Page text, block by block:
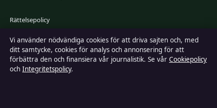
Rättelsepolicy
Faktagranskningspolicy
Ägande & finansiering
Vi använder nödvändiga cookies för att driva sajten och, med
ditt samtycke, cookies för analys och annonsering för att
förbättra den och finansiera vår journalistik. Se vår Cookiepolicy
och Integritetspolicy.